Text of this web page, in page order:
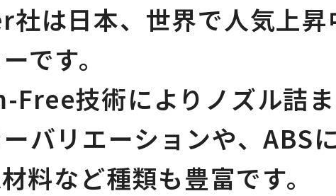
は日本、世界で人気上昇
です。
技術によりノズル詰ま
バリエーションや、ABS
料など種類も豊富です。